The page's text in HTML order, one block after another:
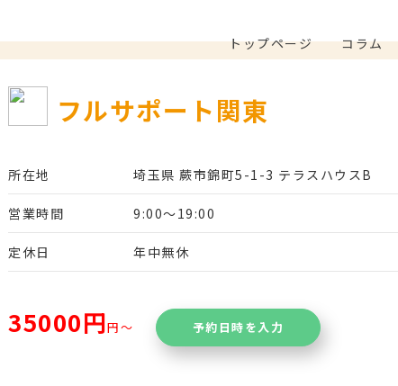
トップページ コラム
フルサポート関東
所在地 埼玉県 蕨市錦町5-1-3 テラスハウスB
営業時間 9:00〜19:00
定休日 年中無休
35000円円〜 予約日時を入力